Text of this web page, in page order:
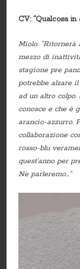
CV: “Qualcosa
Miolo: “Ritornerà
mezzo di
stagione pre
potrebbe alzare
ad un altro
conosce e che è
arancio-azzurro.
collaborazione
rosso-blu
quest’anno per
Ne parleremo…”